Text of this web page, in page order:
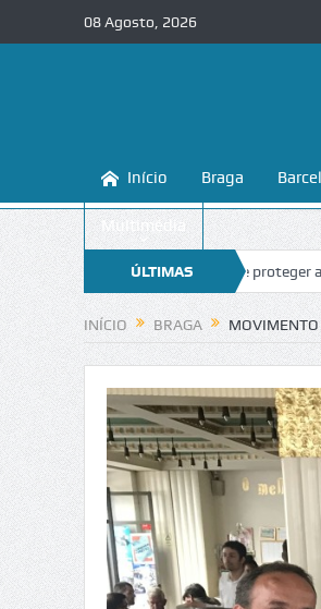
08 Agosto, 2026
Início Braga
Multimédia
ÚLTIMAS
NOTÍCIAS
ensina a conhecer e proteger as praias
INÍCIO BRAGA MOVIMENTO